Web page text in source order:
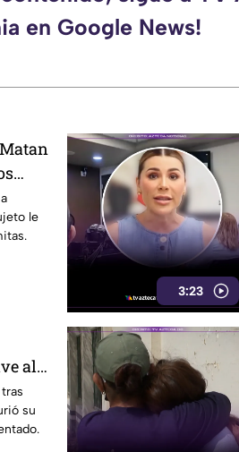
en Google News!
le
3:23
al
su